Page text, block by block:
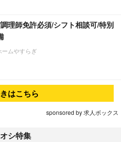
理師免許必須/シフト相談可/特別
ムやすらぎ
はこちら
sponsored by 求人ボックス
シ特集